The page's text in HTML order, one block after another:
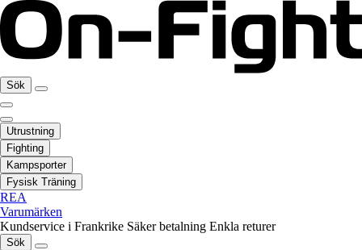
Sök
Utrustning
Fighting
Kampsporter
Fysisk Träning
REA
Varumärken
Kundservice i Frankrike Säker betalning Enkla returer
Sök